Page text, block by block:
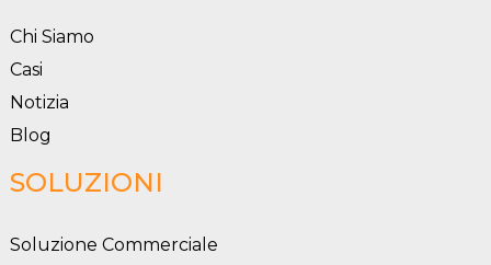
Chi Siamo
Casi
Notizia
Blog
SOLUZIONI
Soluzione Commerciale